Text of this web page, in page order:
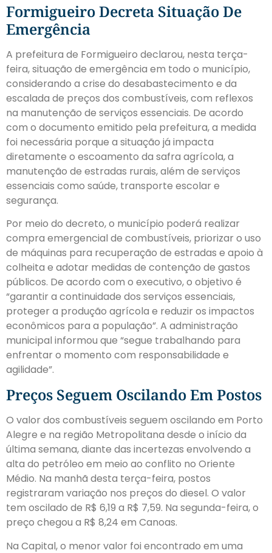
Formigueiro Decreta Situação De
Emergência
A prefeitura de Formigueiro declarou, nesta terça-
feira, situação de emergência em todo o município,
considerando a crise do desabastecimento e da
escalada de preços dos combustíveis, com reflexos
na manutenção de serviços essenciais. De acordo
com o documento emitido pela prefeitura, a medida
foi necessária porque a situação já impacta
diretamente o escoamento da safra agrícola, a
manutenção de estradas rurais, além de serviços
essenciais como saúde, transporte escolar e
segurança.
Por meio do decreto, o município poderá realizar
compra emergencial de combustíveis, priorizar o uso
de máquinas para recuperação de estradas e apoio à
colheita e adotar medidas de contenção de gastos
públicos. De acordo com o executivo, o objetivo é
“garantir a continuidade dos serviços essenciais,
proteger a produção agrícola e reduzir os impactos
econômicos para a população”. A administração
municipal informou que “segue trabalhando para
enfrentar o momento com responsabilidade e
agilidade”.
Preços Seguem Oscilando Em Postos
O valor dos combustíveis seguem oscilando em Porto
Alegre e na região Metropolitana desde o início da
última semana, diante das incertezas envolvendo a
alta do petróleo em meio ao conflito no Oriente
Médio. Na manhã desta terça-feira, postos
registraram variação nos preços do diesel. O valor
tem oscilado de R$ 6,19 a R$ 7,59. Na segunda-feira, o
preço chegou a R$ 8,24 em Canoas.
Na Capital, o menor valor foi encontrado em uma